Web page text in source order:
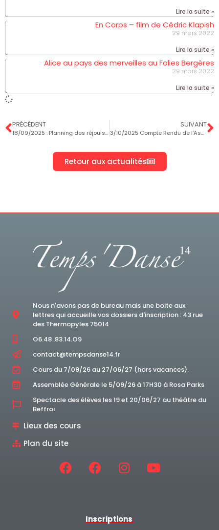
Lire la suite »
En Corps – film de Cédric Klapish
29 mars 2022
Lire la suite »
Alice au pays des merveilles au Folies Bergères
29 mars 2022
Lire la suite »
PRÉCÉDENT
18/09/2025 : Planning des réjouissances
SUIVANT
3/10/2025 Compte Rendu de l’Assemblée Générale
Retour aux actualités
Nous n'avons pas de bureau mais une boite aux
lettres qui accueille vos dossiers d'inscription : 43 rue
des Thermopyles 75014
O6.48 .83.14.O9
contact@tempsdanse14.fr
Cours du 7/09/26 au 27/06/27 (hors vacances).
Assemblée Générale le 5/09/26 à 17H30 à Rosa Parks
Spectacle des élèves les 19 et 20/06/27 au théâtre du
Beffroi
Lieux des cours
Plan du site
Inscriptions: